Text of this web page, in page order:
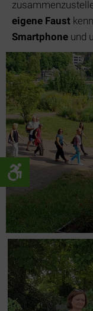
eigene Faust
Smartphone und